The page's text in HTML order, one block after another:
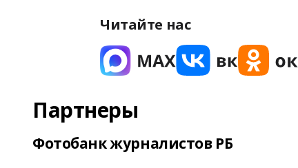
Читайте нас
Партнеры
Фотобанк журналистов РБ